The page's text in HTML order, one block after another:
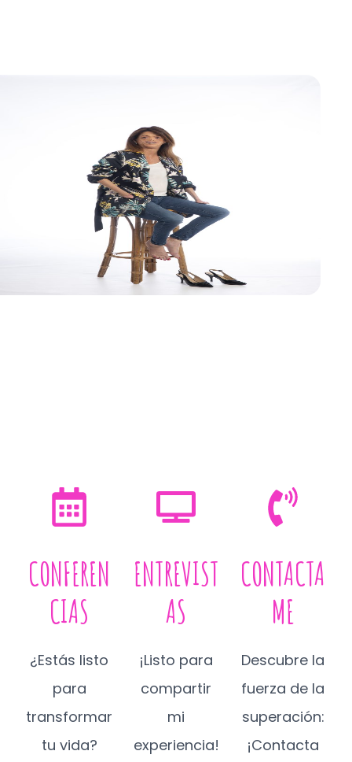
CONTACTA
ME
Descubre la
fuerza de la
superación:
¡Contacta
ENTREVIST
AS
¡Listo para
compartir
mi
experiencia!
CONFEREN
CIAS
¿Estás listo
para
transformar
tu vida?